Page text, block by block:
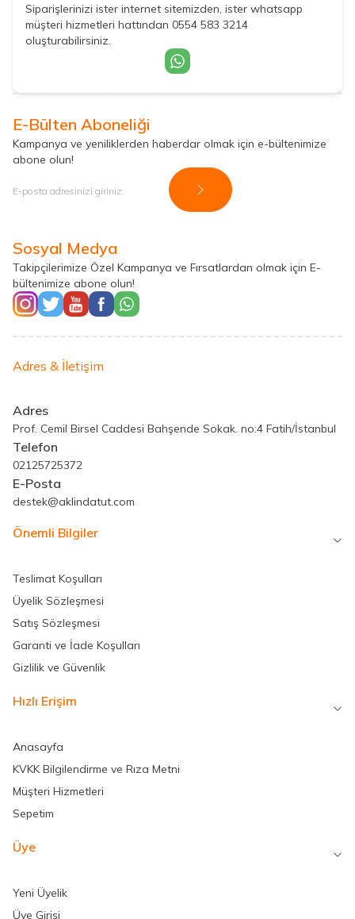
Siparişlerinizi ister internet sitemizden, ister whatsapp
müşteri hizmetleri hattından 0554 583 3214
oluşturabilirsiniz.
E-Bülten Aboneliği
Kampanya ve yeniliklerden haberdar olmak için e-bültenimize
abone olun!
Kayıt Ol
Sosyal Medya
Takipçilerimize Özel Kampanya ve Fırsatlardan olmak için E-
bültenimize abone olun!
Adres & İletişim
Adres
Prof. Cemil Birsel Caddesi Bahşende Sokak. no:4 Fatih/İstanbul
Telefon
02125725372
E-Posta
destek@aklindatut.com
Önemli Bilgiler
Teslimat Koşulları
Üyelik Sözleşmesi
Satış Sözleşmesi
Garanti ve İade Koşulları
Gizlilik ve Güvenlik
Hızlı Erişim
Anasayfa
KVKK Bilgilendirme ve Rıza Metni
Müşteri Hizmetleri
Sepetim
Üye
Yeni Üyelik
Üye Girişi